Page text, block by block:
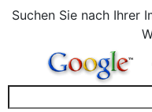
Suchen Sie nach Ihrer